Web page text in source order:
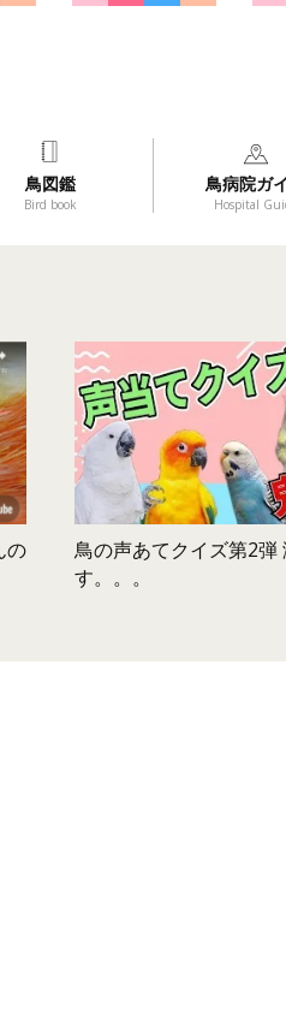
鳥図鑑
Bird book
鳥病院ガ
Hospital
の
鳥の声あてクイズ第2弾
す。。。